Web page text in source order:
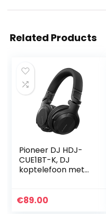
Related Products
Pioneer DJ HDJ-
CUE1BT-K, DJ
koptelefoon met
€89.00